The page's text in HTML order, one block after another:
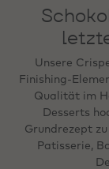
Unsere
Finishing-
Qualität im
Desserts
Grundrezept
Patisserie,